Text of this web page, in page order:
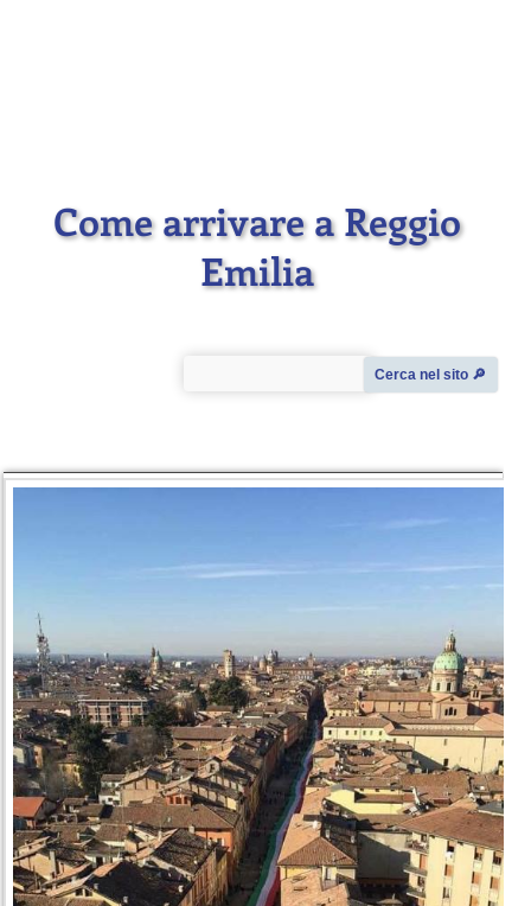
Come arrivare a Reggio
Emilia
Cerca nel sito 🔎︎